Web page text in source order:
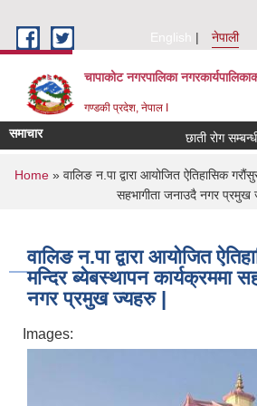
English
नेपाली
चापाकोट नगरपालिका
गण्डकी प्रदेश, नेपाल I
समाचार छाती रोग सम्बन्धी
You are here
Home» वालिङ न.पा द्वारा आयोजित ऐतिहासिक
सहभागीता जनाउदै नगर प्रमुख
वालिङ न.पा द्वारा आयोजित
मन्दिर ब्येबस्थापन कार्यक्रममा
नगर प्रमुख ज्यहरु |
Images: